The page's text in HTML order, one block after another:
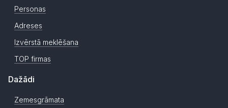
Personas
Adreses
Izvērstā meklēšana
TOP firmas
Dažādi
Zemesgrāmata